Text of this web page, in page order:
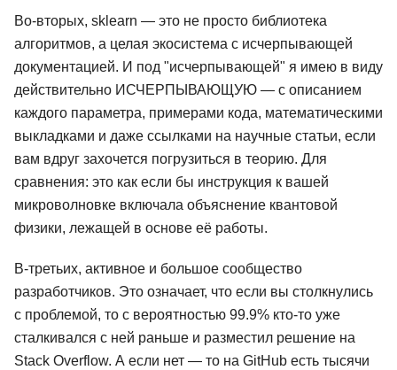
Во-вторых, sklearn — это не просто библиотека
алгоритмов, а целая экосистема с исчерпывающей
документацией. И под "исчерпывающей" я имею в виду
действительно ИСЧЕРПЫВАЮЩУЮ — с описанием
каждого параметра, примерами кода, математическими
выкладками и даже ссылками на научные статьи, если
вам вдруг захочется погрузиться в теорию. Для
сравнения: это как если бы инструкция к вашей
микроволновке включала объяснение квантовой
физики, лежащей в основе её работы.
В-третьих, активное и большое сообщество
разработчиков. Это означает, что если вы столкнулись
с проблемой, то с вероятностью 99.9% кто-то уже
сталкивался с ней раньше и разместил решение на
Stack Overflow. А если нет — то на GitHub есть тысячи